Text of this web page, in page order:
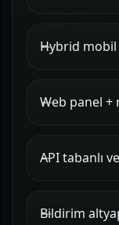
Hybrid
Web panel
API tabanlı
Bildirim